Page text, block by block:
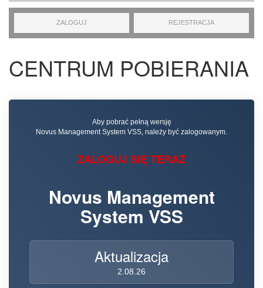
ZALOGUJ REJESTRACJA
CENTRUM POBIERANIA
Aby pobrać pełną wersję
Novus Management System VSS, należy być zalogowanym.
ZALOGUJ SIĘ TERAZ
Novus Management
System VSS
Aktualizacja
2.08.26